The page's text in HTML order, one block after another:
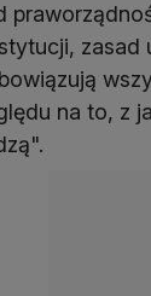
zasad
na to, z